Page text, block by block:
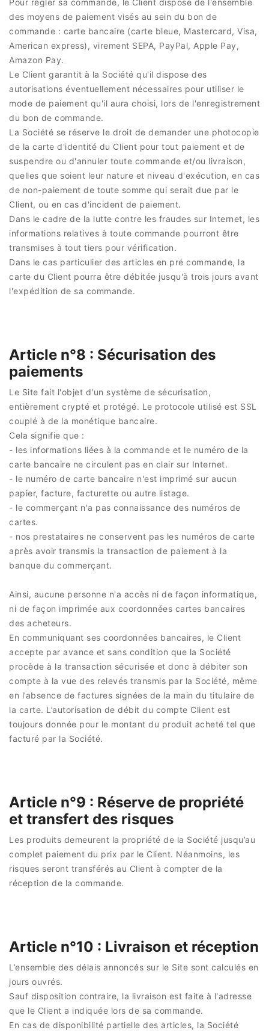
des moyens de paiement visés au sein du bon de
commande : carte bancaire (carte bleue, Mastercard, Visa,
American express), virement SEPA, PayPal, Apple Pay,
Amazon Pay.
Le Client garantit à la Société qu'il dispose des
autorisations éventuellement nécessaires pour utiliser le
mode de paiement qu'il aura choisi, lors de l'enregistrement
du bon de commande.
La Société se réserve le droit de demander une photocopie
de la carte d'identité du Client pour tout paiement et de
suspendre ou d'annuler toute commande et/ou livraison,
quelles que soient leur nature et niveau d'exécution, en cas
de non-paiement de toute somme qui serait due par le
Client, ou en cas d'incident de paiement.
Dans le cadre de la lutte contre les fraudes sur Internet, les
informations relatives à toute commande pourront être
transmises à tout tiers pour vérification.
Dans le cas particulier des articles en pré commande, la
carte du Client pourra être débitée jusqu'à trois jours avant
l'expédition de sa commande.
Article n°8 : Sécurisation des
paiements
Le Site fait l'objet d'un système de sécurisation,
entièrement crypté et protégé. Le protocole utilisé est SSL
couplé à de la monétique bancaire.
Cela signifie que :
- les informations liées à la commande et le numéro de la
carte bancaire ne circulent pas en clair sur Internet.
- le numéro de carte bancaire n'est imprimé sur aucun
papier, facture, facturette ou autre listage.
- le commerçant n'a pas connaissance des numéros de
cartes.
- nos prestataires ne conservent pas les numéros de carte
après avoir transmis la transaction de paiement à la
banque du commerçant.
Ainsi, aucune personne n'a accès ni de façon informatique,
ni de façon imprimée aux coordonnées cartes bancaires
des acheteurs.
En communiquant ses coordonnées bancaires, le Client
accepte par avance et sans condition que la Société
procède à la transaction sécurisée et donc à débiter son
compte à la vue des relevés transmis par la Société, même
en l’absence de factures signées de la main du titulaire de
la carte. L’autorisation de débit du compte Client est
toujours donnée pour le montant du produit acheté tel que
facturé par la Société.
Article n°9 : Réserve de propriété
et transfert des risques
Les produits demeurent la propriété de la Société jusqu’au
complet paiement du prix par le Client. Néanmoins, les
risques seront transférés au Client à compter de la
réception de la commande.
Article n°10 : Livraison et réception
L’ensemble des délais annoncés sur le Site sont calculés en
jours ouvrés.
Sauf disposition contraire, la livraison est faite à l'adresse
que le Client a indiquée lors de sa commande.
En cas de disponibilité partielle des articles, la Société